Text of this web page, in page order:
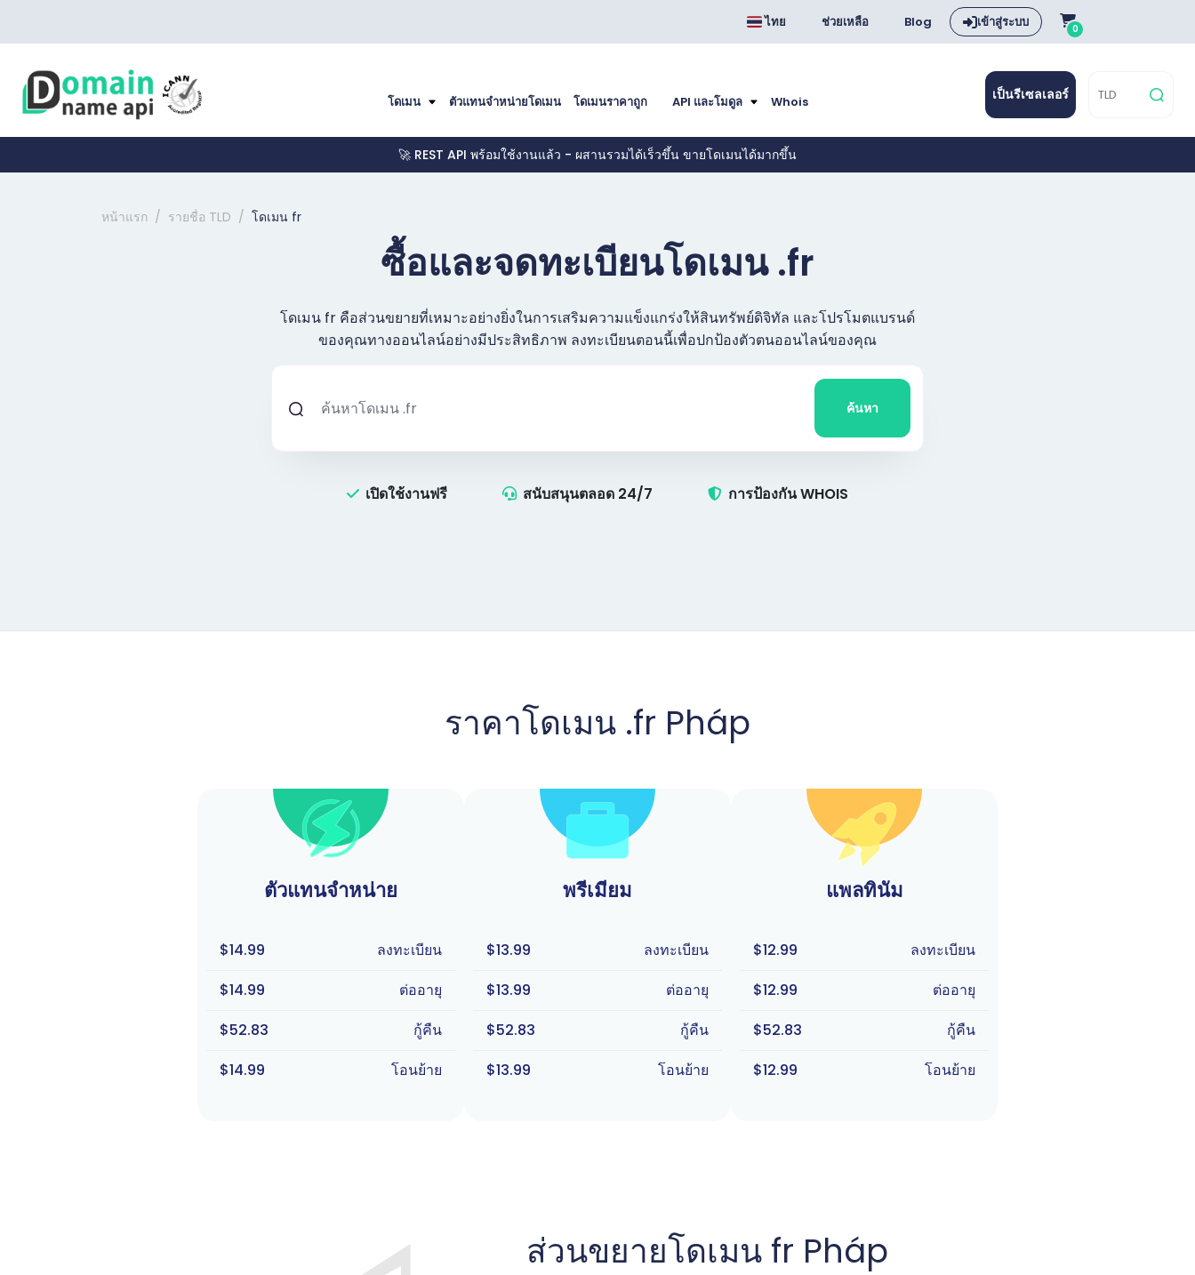
ไทย ช่วยเหลือ Blog เข้าสู่ระบบ 0
โดเมน ตัวแทนจำหน่ายโดเมน โดเมนราคาถูก API และโมดูล Whois เป็นรีเซลเลอร์
🚀 REST API พร้อมใช้งานแล้ว - ผสานรวมได้เร็วขึ้น ขายโดเมนได้มากขึ้น
หน้าแรก รายชื่อ TLD โดเมน fr
ซื้อและจดทะเบียนโดเมน .fr
โดเมน fr คือส่วนขยายที่เหมาะอย่างยิ่งในการเสริมความแข็งแกร่งให้สินทรัพย์ดิจิทัล และโปรโมตแบรนด์
ของคุณทางออนไลน์อย่างมีประสิทธิภาพ ลงทะเบียนตอนนี้เพื่อปกป้องตัวตนออนไลน์ของคุณ
ค้นหา
เปิดใช้งานฟรี สนับสนุนตลอด 24/7 การป้องกัน WHOIS
ราคาโดเมน .fr Pháp
ตัวแทนจำหน่าย
$14.99
ลงทะเบียน
$14.99
ต่ออายุ
$52.83
กู้คืน
$14.99
โอนย้าย
พรีเมียม
$13.99
ลงทะเบียน
$13.99
ต่ออายุ
$52.83
กู้คืน
$13.99
โอนย้าย
แพลทินัม
$12.99
ลงทะเบียน
$12.99
ต่ออายุ
$52.83
กู้คืน
$12.99
โอนย้าย
ส่วนขยายโดเมน fr Pháp